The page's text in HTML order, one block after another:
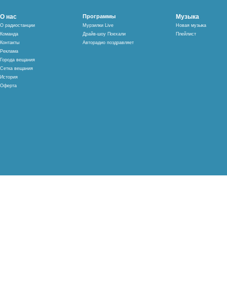
О нас
О радиостанции
Команда
Контакты
Реклама
Города вещания
Сетка вещания
История
Оферта
Программы
Мурзилки Live
Драйв-шоу Поехали
Авторадио поздравляет
Музыка
Новая музыка
Плейлист